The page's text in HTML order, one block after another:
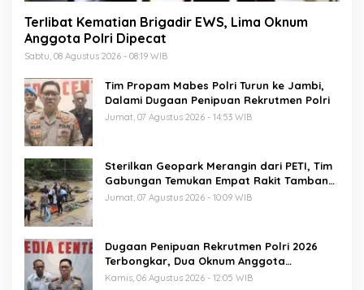
Terlibat Kematian Brigadir EWS, Lima Oknum
Anggota Polri Dipecat
Sabtu, 08 Agustus 2026 - 08:19 WIB
Tim Propam Mabes Polri Turun ke Jambi,
Dalami Dugaan Penipuan Rekrutmen Polri
Jumat, 07 Agustus 2026 - 14:53 WIB
Sterilkan Geopark Merangin dari PETI, Tim
Gabungan Temukan Empat Rakit Tambang
Ilegal
Jumat, 07 Agustus 2026 - 10:09 WIB
Dugaan Penipuan Rekrutmen Polri 2026
Terbongkar, Dua Oknum Anggota
Diamankan Propam Polda Jambi
Kamis, 06 Agustus 2026 - 12:05 WIB